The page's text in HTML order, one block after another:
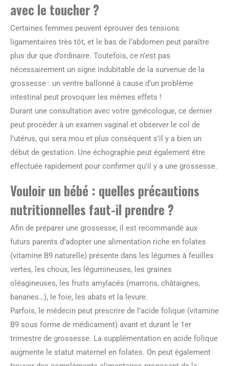
avec le toucher ?
Certaines femmes peuvent éprouver des tensions
ligamentaires très tôt, et le bas de l’abdomen peut paraître
plus dur que d’ordinaire. Toutefois, ce n’est pas
nécessairement un signe indubitable de la survenue de la
grossesse : un ventre ballonné à cause d’un problème
intestinal peut provoquer les mêmes effets !
Durant une consultation avec votre gynécologue, ce dernier
peut procéder à un examen vaginal et observer le col de
l’utérus, qui sera mou et plus conséquent s’il y a bien un
début de gestation. Une échographie peut également être
effectuée rapidement pour confirmer qu’il y a une grossesse.
Vouloir un bébé : quelles précautions
nutritionnelles faut-il prendre ?
Afin de préparer une grossesse, il est recommandé aux
futurs parents d’adopter une alimentation riche en folates
(vitamine B9 naturelle) présente dans les légumes à feuilles
vertes, les choux, les légumineuses, les graines
oléagineuses, les fruits amylacés (marrons, châtaignes,
bananes…), le foie, les abats et la levure.
Parfois, le médecin peut prescrire de l’acide folique (vitamine
B9 sous forme de médicament) avant et durant le 1er
trimestre de grossesse. La supplémentation en acide folique
augmente le statut maternel en folates. On peut également